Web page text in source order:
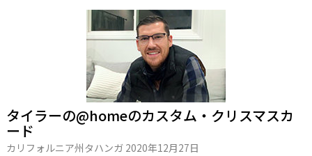
タイラーの@homeのカスタム・クリスマスカ
ード
カリフォルニア州タハンガ 2020年12月27日